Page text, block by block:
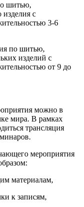
шитью,
изделия с
3-6
по шитью,
изделий с
от 9 до
можно в
мира. В рамках
трансляция
мероприятия
материалам,
к записям,